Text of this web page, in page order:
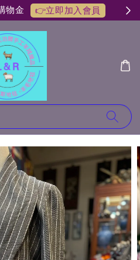
物金 👉立即加入會員